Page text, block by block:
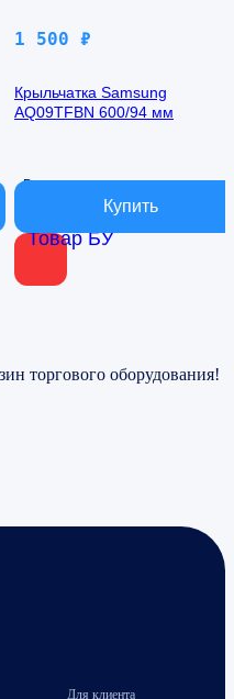
Товар БУ
1 500 ₽
Крыльчатка Samsung
AQ09TFBN 600/94 мм
В наличии
торгового оборудования!
Для клиента